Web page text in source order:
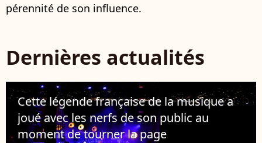
pérennité de son influence.
Dernières actualités
Cette légende française de la musique a
joué avec les nerfs de son public au
moment de tourner la page